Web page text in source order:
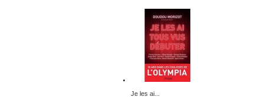
Je les ai...